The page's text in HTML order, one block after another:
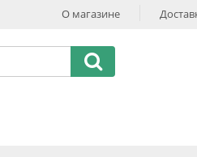
О магазине